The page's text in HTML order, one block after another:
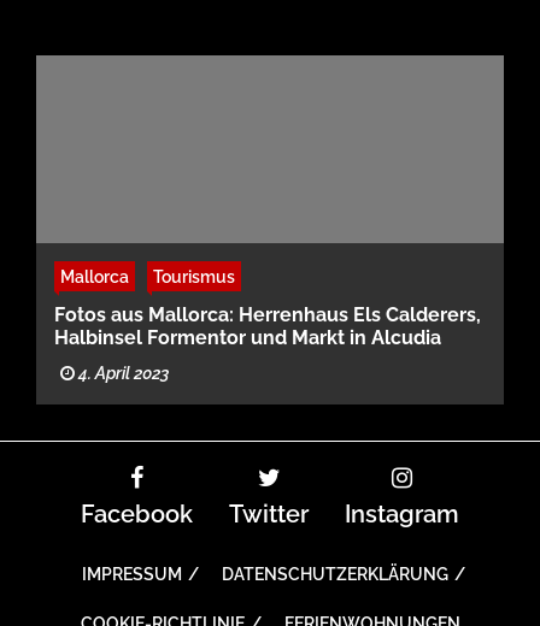
Mallorca Tourismus
Fotos aus Mallorca: Herrenhaus Els Calderers,
Halbinsel Formentor und Markt in Alcudia
4. April 2023
Facebook Twitter Instagram
IMPRESSUM DATENSCHUTZERKLÄRUNG